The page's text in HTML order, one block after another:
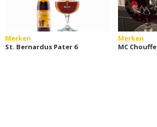
Merken
St. Bernardus Pater 6
Merken
MC Chouffe